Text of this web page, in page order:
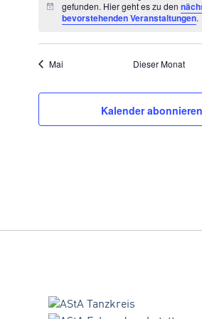
Hinweisgefunden. Hier geht es zu den
bevorstehenden Veranstaltungen.
Mai Dieser Monat
Kalender abonnieren